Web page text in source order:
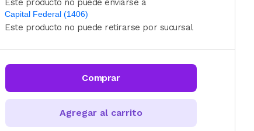
Este producto no puede enviarse a
Capital Federal (1406)
Ingresá código postal (sólo números)
CALCULAR
Este producto no puede retirarse por sucursal
Comprar
Agregar al carrito